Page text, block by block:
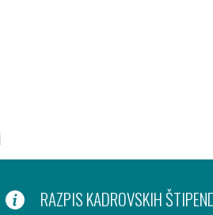
RAZPIS KADROVSKIH